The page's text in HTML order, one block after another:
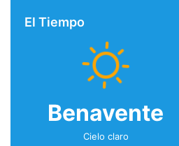
El Tiempo
Benavente
Cielo claro